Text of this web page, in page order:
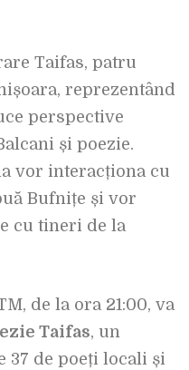
Taifas, patru
reprezentând
perspective
și poezie.
vor interacționa cu
Bufnițe și vor
cu tineri de la
de la ora 21:00, va
Taifas, un
37 de poeți locali și